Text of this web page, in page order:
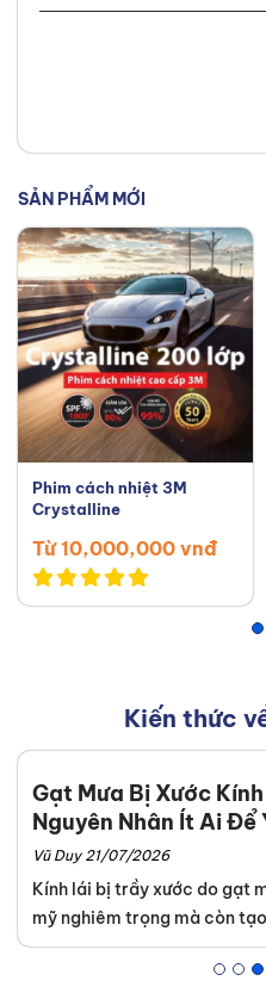
SẢN PHẨM MỚI
Phim cách nhiệt 3M
Crystalline
Từ 10,000,000 vnđ
Kiến thức
Gạt Mưa Bị Xước
Nguyên Nhân Ít Ai Để
Vũ Duy 21/07/2026
Kính lái bị trầy xước do gạt
mỹ nghiêm trọng mà còn
khi lái xe đối diện với ánh
Autocare nhận thấy rất